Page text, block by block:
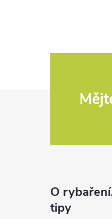
O
tipy